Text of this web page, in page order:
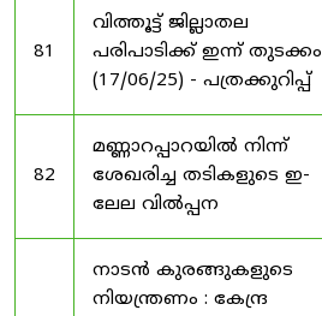
81
വിത്തൂട്ട് ജില്ലാതല
പരിപാടിക്ക് ഇന്ന് തുടക്കം
(17/06/25) - പത്രക്കുറിപ്പ്
82
മണ്ണാറപ്പാറയിൽ നിന്ന്
ശേഖരിച്ച തടികളുടെ ഇ-
ലേല വിൽപ്പന
നാടൻ കുരങ്ങുകളുടെ
നിയന്ത്രണം : കേന്ദ്ര